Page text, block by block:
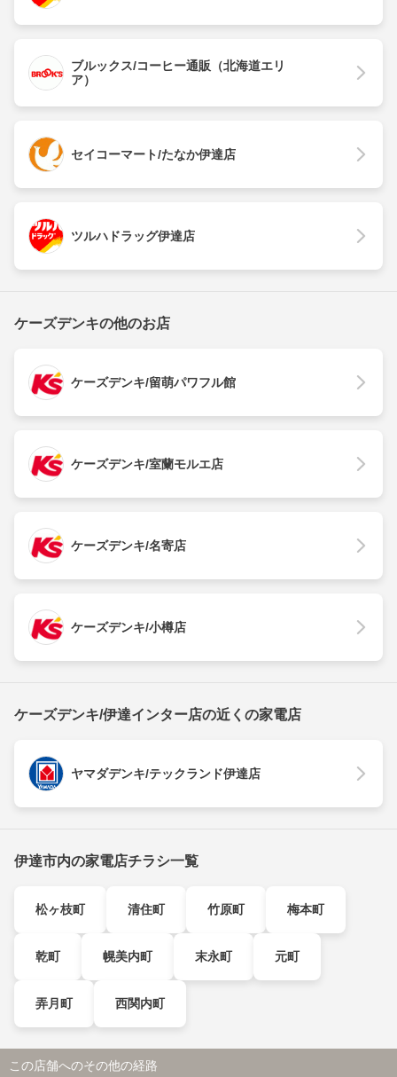
ブルックス/コーヒー通販（北海道エリ
ア）
セイコーマート/たなか伊達店
ツルハドラッグ伊達店
ケーズデンキの他のお店
ケーズデンキ/留萌パワフル館
ケーズデンキ/室蘭モルエ店
ケーズデンキ/名寄店
ケーズデンキ/小樽店
ケーズデンキ/伊達インター店の近くの家電店
ヤマダデンキ/テックランド伊達店
伊達市内の家電店チラシ一覧
松ヶ枝町 清住町 竹原町 梅本町
乾町 幌美内町 末永町 元町
弄月町 西関内町
この店舗へのその他の経路